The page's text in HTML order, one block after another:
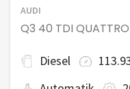
AUDI
Q3 40 TDI
Diesel